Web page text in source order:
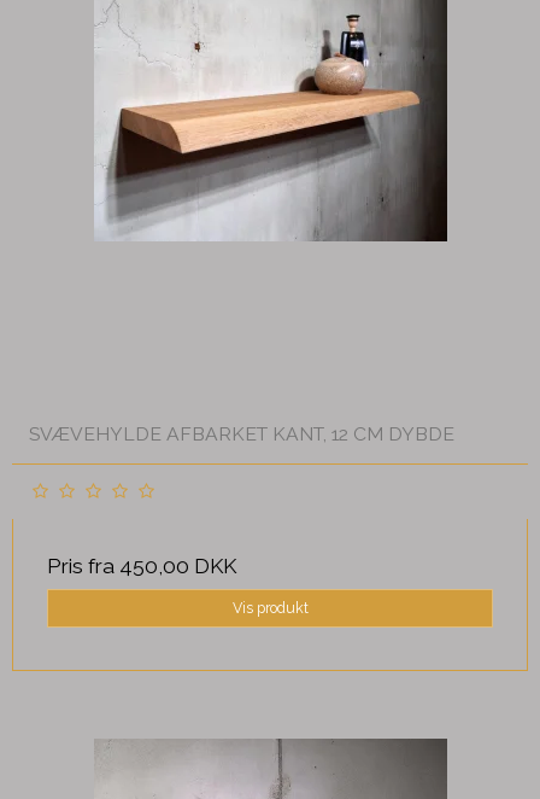
SVÆVEHYLDE AFBARKET KANT, 12 CM DYBDE
Pris fra 450,00 DKK
Vis produkt